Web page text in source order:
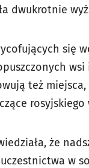
dwukrotnie
się
też
rosyjskiego
że
w